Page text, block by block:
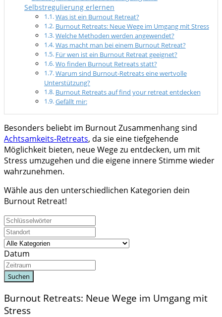
Selbstregulierung erlernen
Was ist ein Burnout Retreat?
Burnout Retreats: Neue Wege im Umgang mit Stress
Welche Methoden werden angewendet?
Was macht man bei einem Burnout Retreat?
Für wen ist ein Burnout Retreat geeignet?
Wo finden Burnout Retreats statt?
Warum sind Burnout-Retreats eine wertvolle
Unterstützung?
Burnout Retreats auf find your retreat entdecken
Gefällt mir:
Besonders beliebt im Burnout Zusammenhang sind
Achtsamkeits-Retreats, da sie eine tiefgehende
Möglichkeit bieten, neue Wege zu entdecken, um mit
Stress umzugehen und die eigene innere Stimme wieder
wahrzunehmen.
Wähle aus den unterschiedlichen Kategorien dein
Burnout Retreat!
Datum
Suchen
Burnout Retreats: Neue Wege im Umgang mit
Stress